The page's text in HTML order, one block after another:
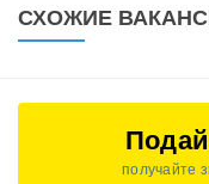
СХОЖИЕ
получайте